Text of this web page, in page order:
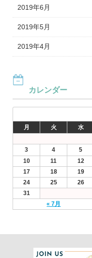
2019年6月
2019年5月
2019年4月
カレンダー
月
火 水
« 7月
3
4 5
10
11 12
17
18 19
24
25 26
31